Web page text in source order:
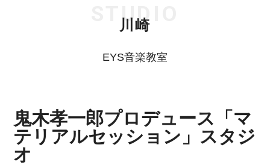
川崎
STUDIO
EYS音楽教室
鬼木孝一郎プロデュース「マ
テリアルセッション」スタジ
オ